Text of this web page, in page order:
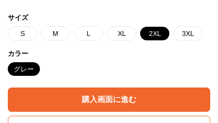
サイズ
S M L XL 2XL 3XL
カラー
グレー
購入画面に進む